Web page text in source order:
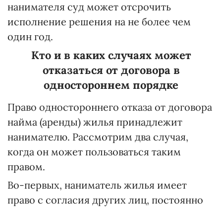
нанимателя суд может отсрочить
исполнение решения на не более чем
один год.
Кто и в каких случаях может
отказаться от договора в
одностороннем порядке
Право одностороннего отказа от договора
найма (аренды) жилья принадлежит
нанимателю. Рассмотрим два случая,
когда он может пользоваться таким
правом.
Во-первых, наниматель жилья имеет
право с согласия других лиц, постоянно